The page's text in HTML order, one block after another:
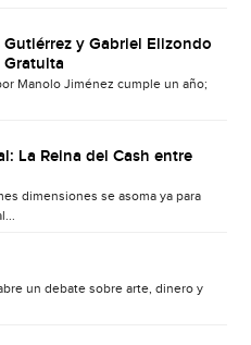
y Gabriel Elizondo
Manolo Jiménez cumple un año;
La Reina del Cash entre
dimensiones se asoma ya para
un debate sobre arte, dinero y